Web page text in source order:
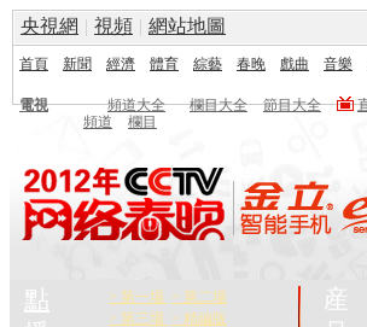
央視網 | 視頻 | 網站地圖
首頁 新聞 經濟 體育 綜藝 春晚 戲曲 音樂
電視 頻道大全 欄目大全 節目大全
頻道
欄目
點
> 第一場 > 第二場
> 第三場 > 精編版
産